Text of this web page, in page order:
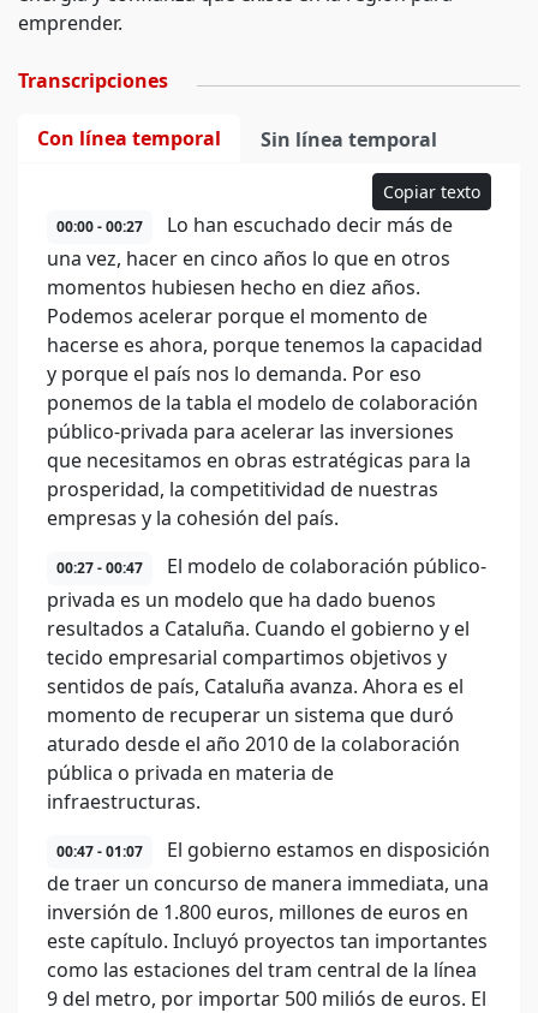
emprender.
Transcripciones
Con línea temporal Sin línea temporal
Copiar texto
00:00 - 00:27
Lo han escuchado decir más de
una vez, hacer en cinco años lo que en otros
momentos hubiesen hecho en diez años.
Podemos acelerar porque el momento de
hacerse es ahora, porque tenemos la capacidad
y porque el país nos lo demanda. Por eso
ponemos de la tabla el modelo de colaboración
público-privada para acelerar las inversiones
que necesitamos en obras estratégicas para la
prosperidad, la competitividad de nuestras
empresas y la cohesión del país.
00:27 - 00:47
El modelo de colaboración público-
privada es un modelo que ha dado buenos
resultados a Cataluña. Cuando el gobierno y el
tecido empresarial compartimos objetivos y
sentidos de país, Cataluña avanza. Ahora es el
momento de recuperar un sistema que duró
aturado desde el año 2010 de la colaboración
pública o privada en materia de
infraestructuras.
00:47 - 01:07
El gobierno estamos en disposición
de traer un concurso de manera immediata, una
inversión de 1.800 euros, millones de euros en
este capítulo. Incluyó proyectos tan importantes
como las estaciones del tram central de la línea
9 del metro, por importar 500 miliós de euros. El